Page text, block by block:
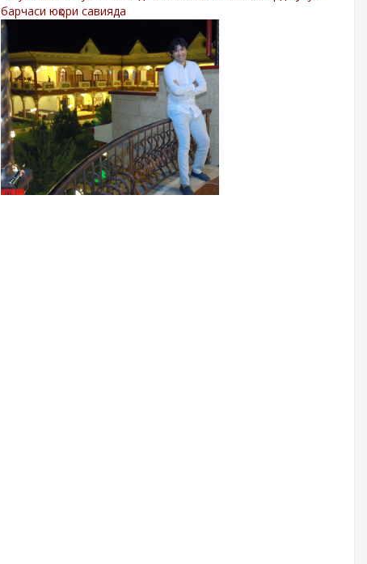
барчаси юқори савияда